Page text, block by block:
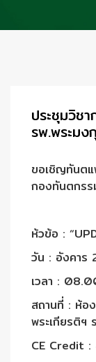
ประชุมวิช
รพ.พระมง
ขอเชิญทันตแ
กองทันตกรร
ห้วข้อ :
วัน : อังคาร
เวลา :
สถานที่ : ห้อ
พระเกียรติฯ
CE Credit :